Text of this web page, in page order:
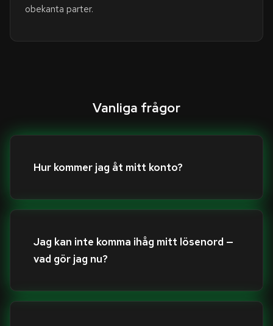
obekanta parter.
Vanliga frågor
Hur kommer jag åt mitt konto?
Jag kan inte komma ihåg mitt lösenord —
vad gör jag nu?